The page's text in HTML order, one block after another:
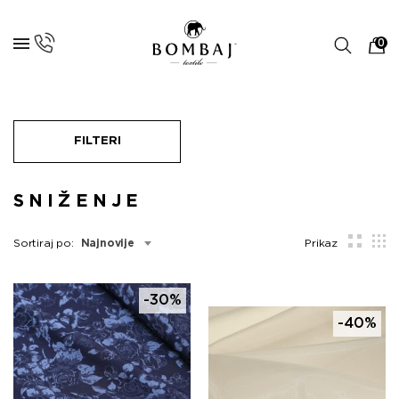
0
FILTERI
SNIŽENJE
Sortiraj po: Najnovije Prikaz
-30%
-40%